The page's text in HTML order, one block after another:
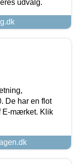
udvalg.
De har en flot
E-mærket. Klik